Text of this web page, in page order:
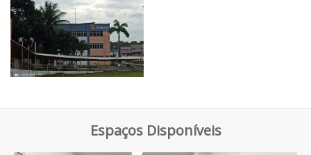
Espaços Disponíveis